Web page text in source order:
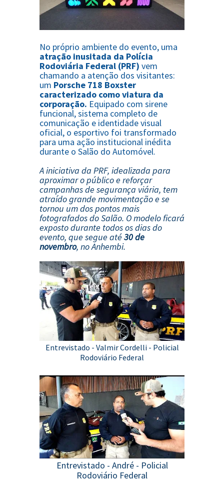
No próprio ambiente do evento, uma
atração inusitada da Polícia
Rodoviária Federal (PRF) vem
chamando a atenção dos visitantes:
um Porsche 718 Boxster
caracterizado como viatura da
corporação. Equipado com sirene
funcional, sistema completo de
comunicação e identidade visual
oficial, o esportivo foi transformado
para uma ação institucional inédita
durante o Salão do Automóvel.
A iniciativa da PRF, idealizada para
aproximar o público e reforçar
campanhas de segurança viária, tem
atraído grande movimentação e se
tornou um dos pontos mais
fotografados do Salão. O modelo ficará
exposto durante todos os dias do
evento, que segue até30 de
novembro, no Anhembi.
Entrevistado - Valmir Cordelli - Policial
Rodoviário Federal
Entrevistado - André - Policial
Rodoviário Federal